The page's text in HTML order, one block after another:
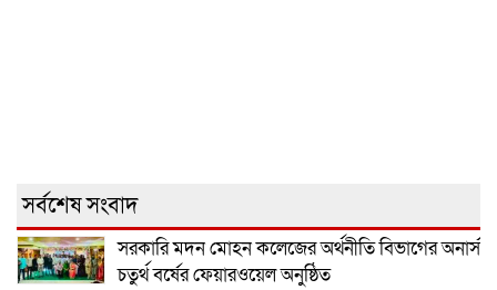
সর্বশেষ সংবাদ
সরকারি মদন মোহন কলেজের অর্থনীতি বিভাগের অনার্স
চতুর্থ বর্ষের ফেয়ারওয়েল অনুষ্ঠিত